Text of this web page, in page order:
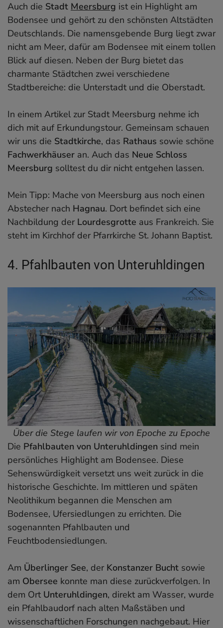
Auch die Stadt Meersburg ist ein Highlight am
Bodensee und gehört zu den schönsten Altstädten
Deutschlands. Die namensgebende Burg liegt zwar
nicht am Meer, dafür am Bodensee mit einem tollen
Blick auf diesen. Neben der Burg bietet das
charmante Städtchen zwei verschiedene
Stadtbereiche: die Unterstadt und die Oberstadt.
In einem Artikel zur Stadt Meersburg nehme ich
dich mit auf Erkundungstour. Gemeinsam schauen
wir uns die Stadtkirche, das Rathaus sowie schöne
Fachwerkhäuser an. Auch das Neue Schloss
Meersburg solltest du dir nicht entgehen lassen.
Mein Tipp: Mache von Meersburg aus noch einen
Abstecher nach Hagnau. Dort befindet sich eine
Nachbildung der Lourdesgrotte aus Frankreich. Sie
steht im Kirchhof der Pfarrkirche St. Johann Baptist.
4. Pfahlbauten von Unteruhldingen
Über die Stege laufen wir von Epoche zu Epoche
Die Pfahlbauten von Unteruhldingen sind mein
persönliches Highlight am Bodensee. Diese
Sehenswürdigkeit versetzt uns weit zurück in die
historische Geschichte. Im mittleren und späten
Neolithikum begannen die Menschen am
Bodensee, Ufersiedlungen zu errichten. Die
sogenannten Pfahlbauten und
Feuchtbodensiedlungen.
Am Überlinger See, der Konstanzer Bucht sowie
am Obersee konnte man diese zurückverfolgen. In
dem Ort Unteruhldingen, direkt am Wasser, wurde
ein Pfahlbaudorf nach alten Maßstäben und
wissenschaftlichen Forschungen nachgebaut. Hier